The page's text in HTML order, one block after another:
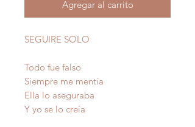
Agregar al carrito
SEGUIRE SOLO
Todo fue falso
Siempre me mentía
Ella lo aseguraba
Y yo se lo creía